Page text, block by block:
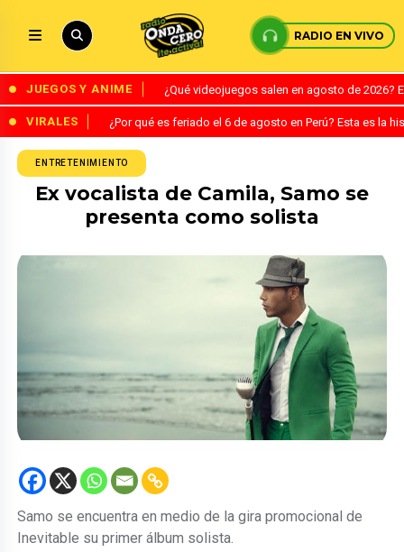
RADIO EN VIVO
JUEGOS Y ANIME ¿Qué videojuegos salen en agosto de
VIRALES ¿Por qué es feriado el 6 de agosto en Perú? Esta es la
ENTRETENIMIENTO
Ex vocalista de Camila, Samo se
presenta como solista
Samo se encuentra en medio de la gira promocional de
Inevitable su primer álbum solista.